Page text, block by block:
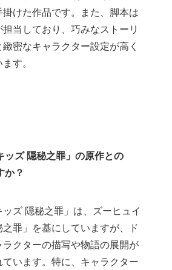
掛けた作品です。また、脚本は
担当しており、巧みなストーリ
密なキャラクター設定が高く
す。
ッズ 隠秘之罪」の原作との
か？
ッズ 隠秘之罪」は、ズーヒュイ
罪」を基にしていますが、ド
ラクターの描写や物語の展開が
ています。特に、キャラクター